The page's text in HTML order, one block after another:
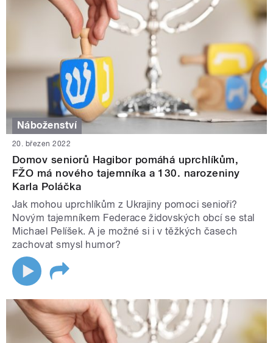
Náboženství
20. březen 2022
Domov seniorů Hagibor pomáhá uprchlíkům,
FŽO má nového tajemníka a 130. narozeniny
Karla Poláčka
Jak mohou uprchlíkům z Ukrajiny pomoci senioři?
Novým tajemníkem Federace židovských obcí se stal
Michael Pelíšek. A je možné si i v těžkých časech
zachovat smysl humor?